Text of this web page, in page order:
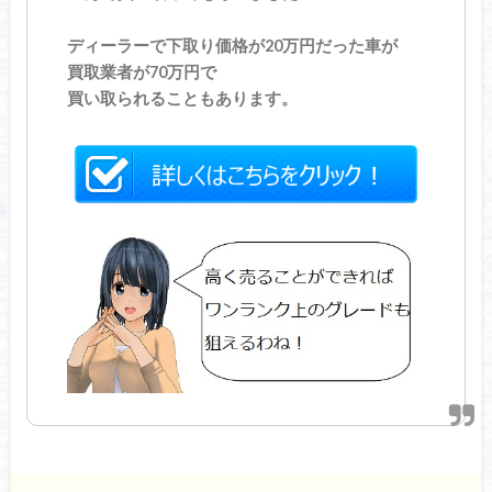
ディーラーで下取り価格が20万円だった車が
買取業者が70万円で
買い取られることもあります。